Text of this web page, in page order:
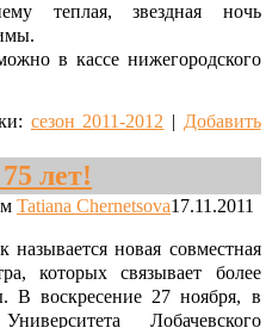
теплая, звездная ночь
в кассе нижегородского
сезон 2011-2012
Добавить
лет!
Tatiana Chernetsova17.11.2011
новая совместная
которых связывает более
В воскресение 27 ноября, в
Лобачевского